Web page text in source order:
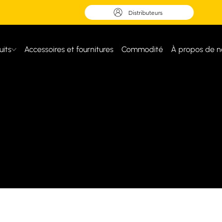
Distributeurs
Accessoires et fournitures Commodité À propos de